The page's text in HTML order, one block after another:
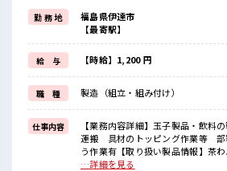
制服があるので、
毎日の服装の悩み解消♪
≪未経験の方も大カンゲイ≫
新しいことにチャレンジするのは不安だけど
しっかり働く環境が整っています！
イチからスキルUP・ステップUP目指していき
≪自分に合った期間で働ける≫
福利厚生が整った派遣のお仕事です！
■職場の雰囲気
少人数でアットホームな雰囲気の職場！
20代活躍中のフレッシュな職場です☆
休憩室で自分タイム！
勤 務 地
福島県伊達市
【最寄駅】
給 与 【時給】1,200 円
職 種 製造（組立・組み付け）
仕事内容
【業務内容詳細】玉子製品・飲料
運搬 具材のトッピング作業等 部
う作業有【取り扱い製品情報】茶わん蒸し等 ■
理なく働ける≫ 場合によってはお願
…詳細を見る